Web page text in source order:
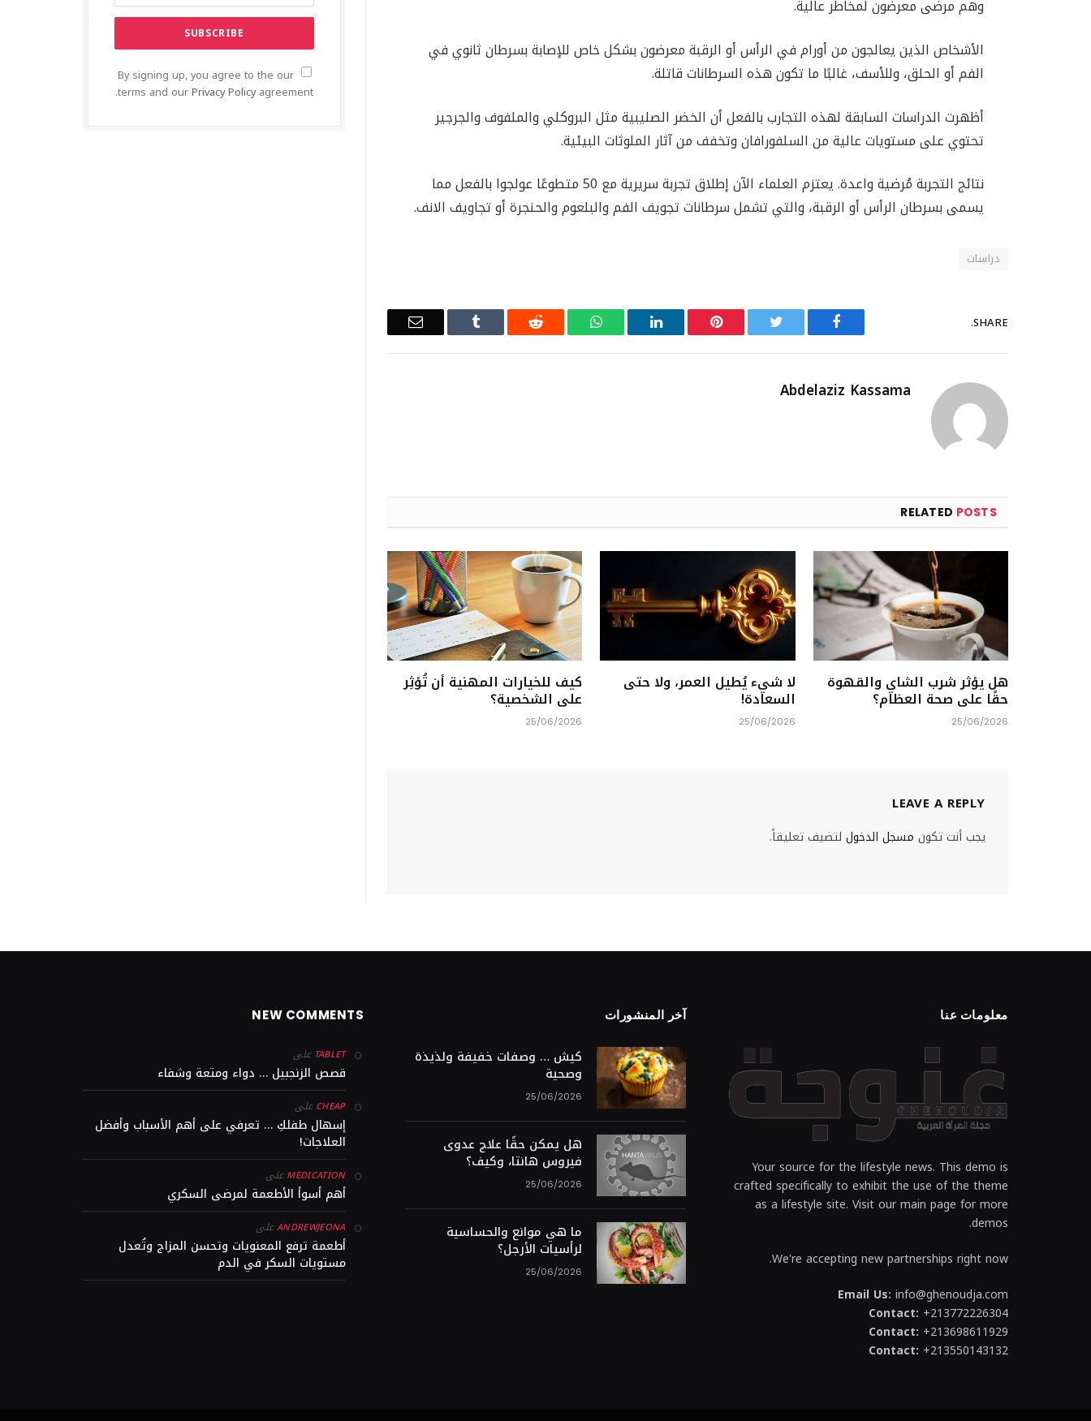
وهم مرضى معرضون لمخاطر عالية.
الأشخاص الذين يعالجون من أورام في الرأس أو الرقبة معرضون بشكل خاص للإصابة بسرطان ثانوي في
الفم أو الحلق، وللأسف، غالبًا ما تكون هذه السرطانات قاتلة.
أظهرت الدراسات السابقة لهذه التجارب بالفعل أن الخضر الصليبية مثل البروكلي والملفوف والجرجير
تحتوي على مستويات عالية من السلفورافان وتخفف من آثار الملوثات البيئية.
نتائج التجربة مُرضية واعدة. يعتزم العلماء الآن إطلاق تجربة سريرية مع 50 متطوعًا عولجوا بالفعل مما
يسمى بسرطان الرأس أو الرقبة، والتي تشمل سرطانات تجويف الفم والبلعوم والحنجرة أو تجاويف الانف.
دراسات
SHARE.
Facebook
Pinterest
LinkedIn
WhatsApp
Reddit
Tumblr
Email
Abdelaziz Kassama
RELATED POSTS
هل يؤثر شرب الشاي والقهوة
حقًا على صحة العظام؟
25/06/2026
لا شيء يُطيل العمر، ولا حتى
السعادة!
25/06/2026
كيف للخيارات المهنية أن تُؤثِر
على الشخصية؟
25/06/2026
LEAVE A REPLY
يجب أنت تكون مسجل الدخول لتضيف تعليقاً.
By signing up, you agree to the our
terms and ourPrivacy Policyagreement.
معلومات عنا
Your source for the lifestyle news. This demo is
crafted specifically to exhibit the use of the theme
as a lifestyle site. Visit our main page for more
demos.
We're accepting new partnerships right now.
Email Us: info@ghenoudja.com
Contact: +213772226304
Contact: +213698611929
Contact: +213550143132
آخر المنشورات
كيش … وصفات خفيفة ولذيذة
وصحية
25/06/2026
هل يمكن حقًا علاج عدوى
فيروس هانتا، وكيف؟
25/06/2026
ما هي موانع والحساسية
لرأسيات الأرجل؟
25/06/2026
NEW COMMENTS
TABLET على
قصص الزنجبيل … دواء ومتعة وشفاء
CHEAPعلى
إسهال طفلكِ … تعرفي على أهم الأسباب وأفضل
العلاجات!
MEDICATIONعلى
أهم أسوأ الأطعمة لمرضى السكري
ANDREWJEONAعلى
أطعمة ترفع المعنويات وتحسن المزاج وتُعدل
مستويات السكر في الدم